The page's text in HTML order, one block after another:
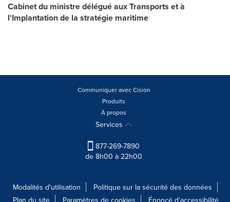
Cabinet du ministre délégué aux Transports et à
l'Implantation de la stratégie maritime
Communiquer avec Cision
Produits
À propos
Services
877-269-7890
de 8h00 à 22h00
Modalités d'utilisation
Politique sur la sécurité des données